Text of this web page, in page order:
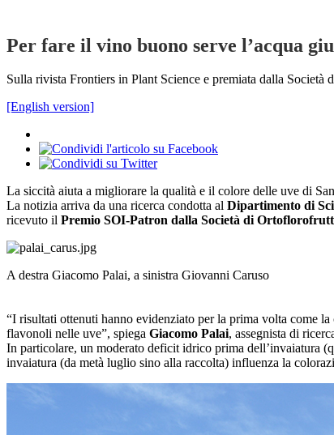
Per fare il vino buono serve l’acqua
Sulla rivista Frontiers in Plant Science e premiata dalla
[English version]
La siccità aiuta a migliorare la qualità e il colore delle uve di
La notizia arriva da una ricerca condotta al Dipartimento di
ricevuto il Premio SOI-Patron dalla Società di
A destra Giacomo Palai, a sinistra Giovanni Caruso
“I risultati ottenuti hanno evidenziato per la prima volta come
flavonoli nelle uve”, spiega Giacomo Palai, assegnista di
In particolare, un moderato deficit idrico prima dell’invaiatura
invaiatura (da metà luglio sino alla raccolta) influenza la